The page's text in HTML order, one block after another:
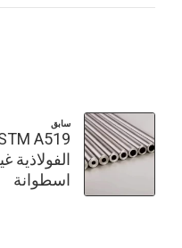
سابق
الفولاذية
اسطوانة